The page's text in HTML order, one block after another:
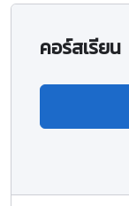
คอร์สเรียน